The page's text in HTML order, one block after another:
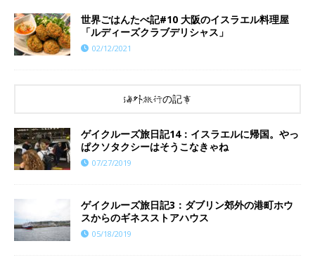
世界ごはんたべ記#10 大阪のイスラエル料理屋
「ルディーズクラブデリシャス」
02/12/2021
海外旅行の記事
ゲイクルーズ旅日記14：イスラエルに帰国。やっ
ぱクソタクシーはそうこなきゃね
07/27/2019
ゲイクルーズ旅日記3：ダブリン郊外の港町ホウ
スからのギネスストアハウス
05/18/2019